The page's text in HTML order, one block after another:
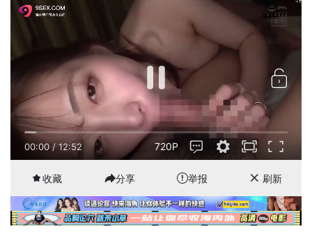
00:00/12:52 720P
收藏 分享 举报 刷新